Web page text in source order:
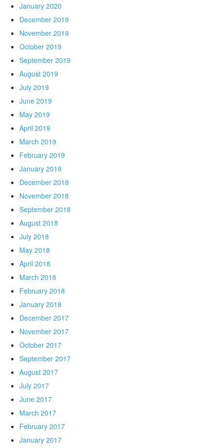
January 2020
December 2019
November 2019
October 2019
September 2019
August 2019
July 2019
June 2019
May 2019
April 2019
March 2019
February 2019
January 2019
December 2018
November 2018
September 2018
August 2018
July 2018
May 2018
April 2018
March 2018
February 2018
January 2018
December 2017
November 2017
October 2017
September 2017
August 2017
July 2017
June 2017
March 2017
February 2017
January 2017